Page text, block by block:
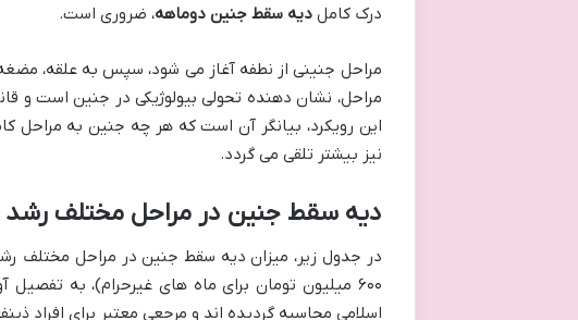
درک کاملدیه سقط جنین دوماهه، ضروری است.
مراحل جنینی از نطفه آغاز می شود، سپس به علقه،
مراحل، نشان دهنده تحولی بیولوژیکی در جنین است و
این رویکرد، بیانگر آن است که هر چه جنین به مراحل
نیز بیشتر تلقی می گردد.
دیه سقط جنین در مراحل مختلف رشد
اسلامی محاسبه گردیده اند و مرجعی معتبر برای افراد